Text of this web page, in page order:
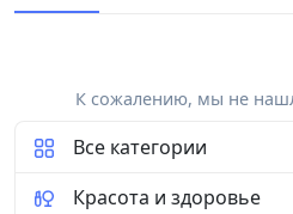
К сожалению, мы не
Все категории
Красота и здоровье